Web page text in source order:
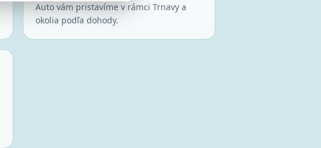
Auto vám pristavíme v rámci Trnavy a
okolia podľa dohody.